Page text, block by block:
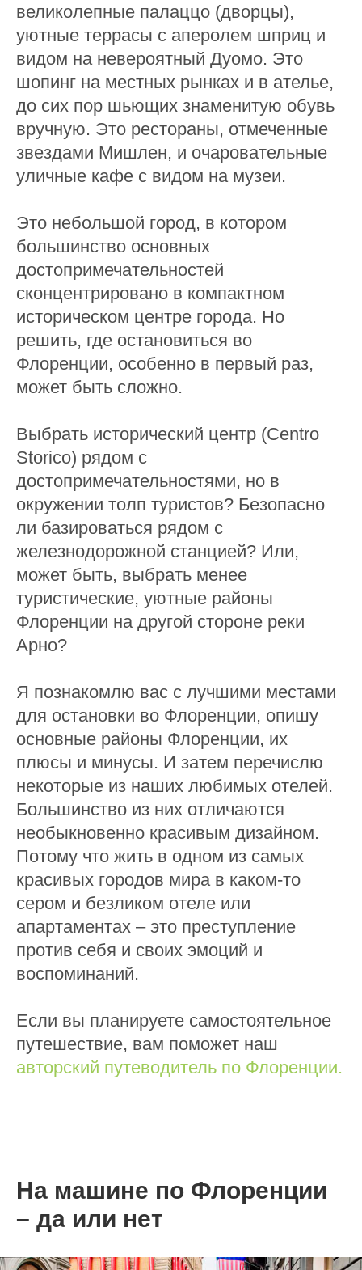
великолепные палаццо (дворцы),
уютные террасы с аперолем шприц и
видом на невероятный Дуомо. Это
шопинг на местных рынках и в ателье,
до сих пор шьющих знаменитую обувь
вручную. Это рестораны, отмеченные
звездами Мишлен, и очаровательные
уличные кафе с видом на музеи.
Это небольшой город, в котором
большинство основных
достопримечательностей
сконцентрировано в компактном
историческом центре города. Но
решить, где остановиться во
Флоренции, особенно в первый раз,
может быть сложно.
Выбрать исторический центр (Centro
Storico) рядом с
достопримечательностями, но в
окружении толп туристов? Безопасно
ли базироваться рядом с
железнодорожной станцией? Или,
может быть, выбрать менее
туристические, уютные районы
Флоренции на другой стороне реки
Арно?
Я познакомлю вас с лучшими местами
для остановки во Флоренции, опишу
основные районы Флоренции, их
плюсы и минусы. И затем перечислю
некоторые из наших любимых отелей.
Большинство из них отличаются
необыкновенно красивым дизайном.
Потому что жить в одном из самых
красивых городов мира в каком-то
сером и безликом отеле или
апартаментах – это преступление
против себя и своих эмоций и
воспоминаний.
Если вы планируете самостоятельное
путешествие, вам поможет наш
авторский путеводитель по Флоренции.
На машине по Флоренции
– да или нет